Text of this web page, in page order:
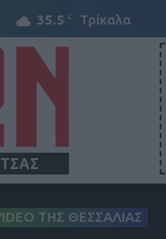
35.5 C Τρίκαλα
ΤΗΣ ΘΕΣΣΑΛΙΑΣ